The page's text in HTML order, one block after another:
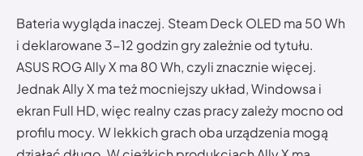
Bateria wygląda inaczej. Steam Deck OLED ma 50 Wh
i deklarowane 3-12 godzin gry zależnie od tytułu.
ASUS ROG Ally X ma 80 Wh, czyli znacznie więcej.
Jednak Ally X ma też mocniejszy układ, Windowsa i
ekran Full HD, więc realny czas pracy zależy mocno od
profilu mocy. W lekkich grach oba urządzenia mogą